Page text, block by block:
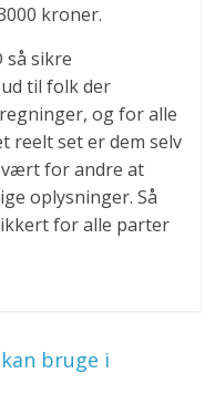
kroner.
så sikre
til folk der
og for alle
reelt set er dem selv
for andre at
oplysninger. Så
for alle parter
bruge i